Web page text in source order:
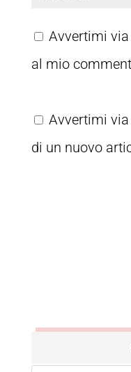
Avvertimi
al mio
Avvertimi
di un nuovo